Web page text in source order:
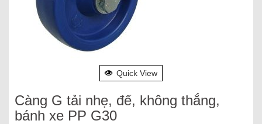
Quick View
Càng G tải nhẹ, đế, không thắng,
bánh xe PP G30